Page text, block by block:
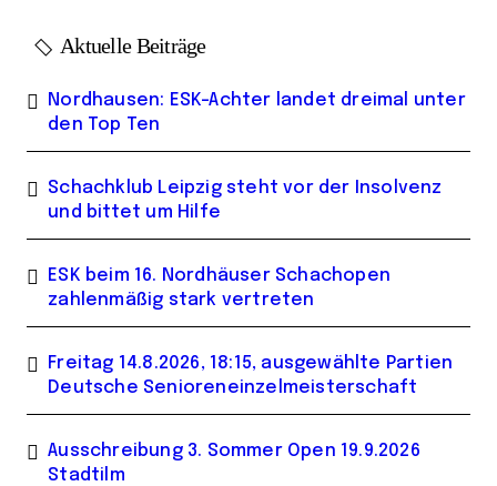
Aktuelle Beiträge
Nordhausen: ESK-Achter landet dreimal unter
den Top Ten
Schachklub Leipzig steht vor der Insolvenz
und bittet um Hilfe
ESK beim 16. Nordhäuser Schachopen
zahlenmäßig stark vertreten
Freitag 14.8.2026, 18:15, ausgewählte Partien
Deutsche Senioreneinzelmeisterschaft
Ausschreibung 3. Sommer Open 19.9.2026
Stadtilm